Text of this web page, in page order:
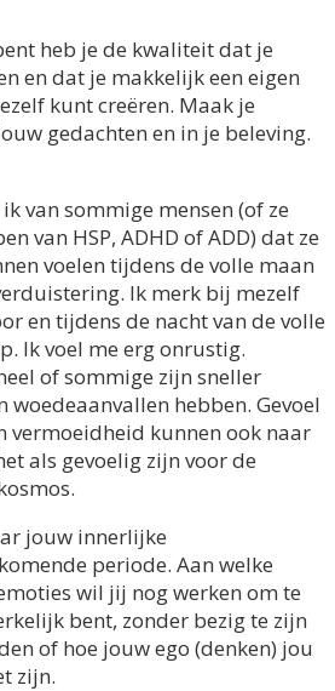
heb je de kwaliteit dat je
en dat je makkelijk een eigen
kunt creëren. Maak je
gedachten en in je beleving.
van sommige mensen (of ze
van HSP, ADHD of ADD) dat ze
voelen tijdens de volle maan
Ik merk bij mezelf
en tijdens de nacht van de volle
Ik voel me erg onrustig.
of sommige zijn sneller
woedeaanvallen hebben. Gevoel
vermoeidheid kunnen ook naar
als gevoelig zijn voor de
jouw innerlijke
periode. Aan welke
wil jij nog werken om te
bent, zonder bezig te zijn
of hoe jouw ego (denken) jou
zijn.